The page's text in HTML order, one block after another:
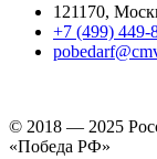
121170,
+7 (499) 449-
© 2018 — 2025
«Победа РФ»